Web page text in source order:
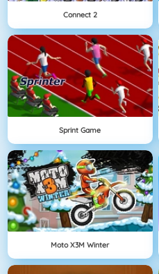
Connect 2
Sprint Game
Moto X3M Winter